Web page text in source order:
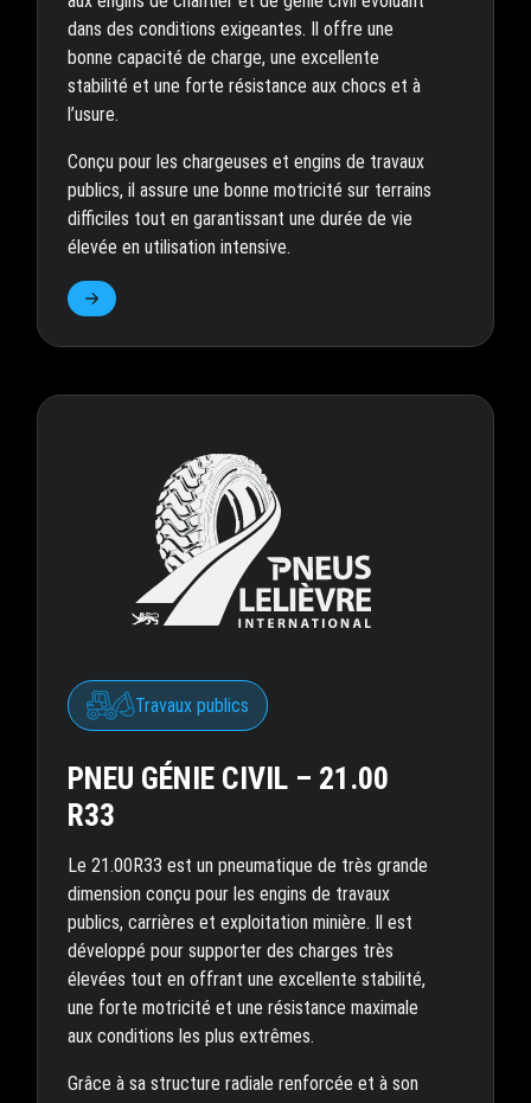
dans des conditions exigeantes. Il offre une
bonne capacité de charge, une excellente
stabilité et une forte résistance aux chocs et à
l’usure.
Conçu pour les chargeuses et engins de travaux
publics, il assure une bonne motricité sur terrains
difficiles tout en garantissant une durée de vie
élevée en utilisation intensive.
Travaux publics
PNEU GÉNIE CIVIL – 21.00
R33
Le 21.00R33 est un pneumatique de très grande
dimension conçu pour les engins de travaux
publics, carrières et exploitation minière. Il est
développé pour supporter des charges très
élevées tout en offrant une excellente stabilité,
une forte motricité et une résistance maximale
aux conditions les plus extrêmes.
Grâce à sa structure radiale renforcée et à son